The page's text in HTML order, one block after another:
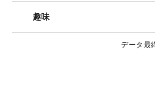
趣味
データ最